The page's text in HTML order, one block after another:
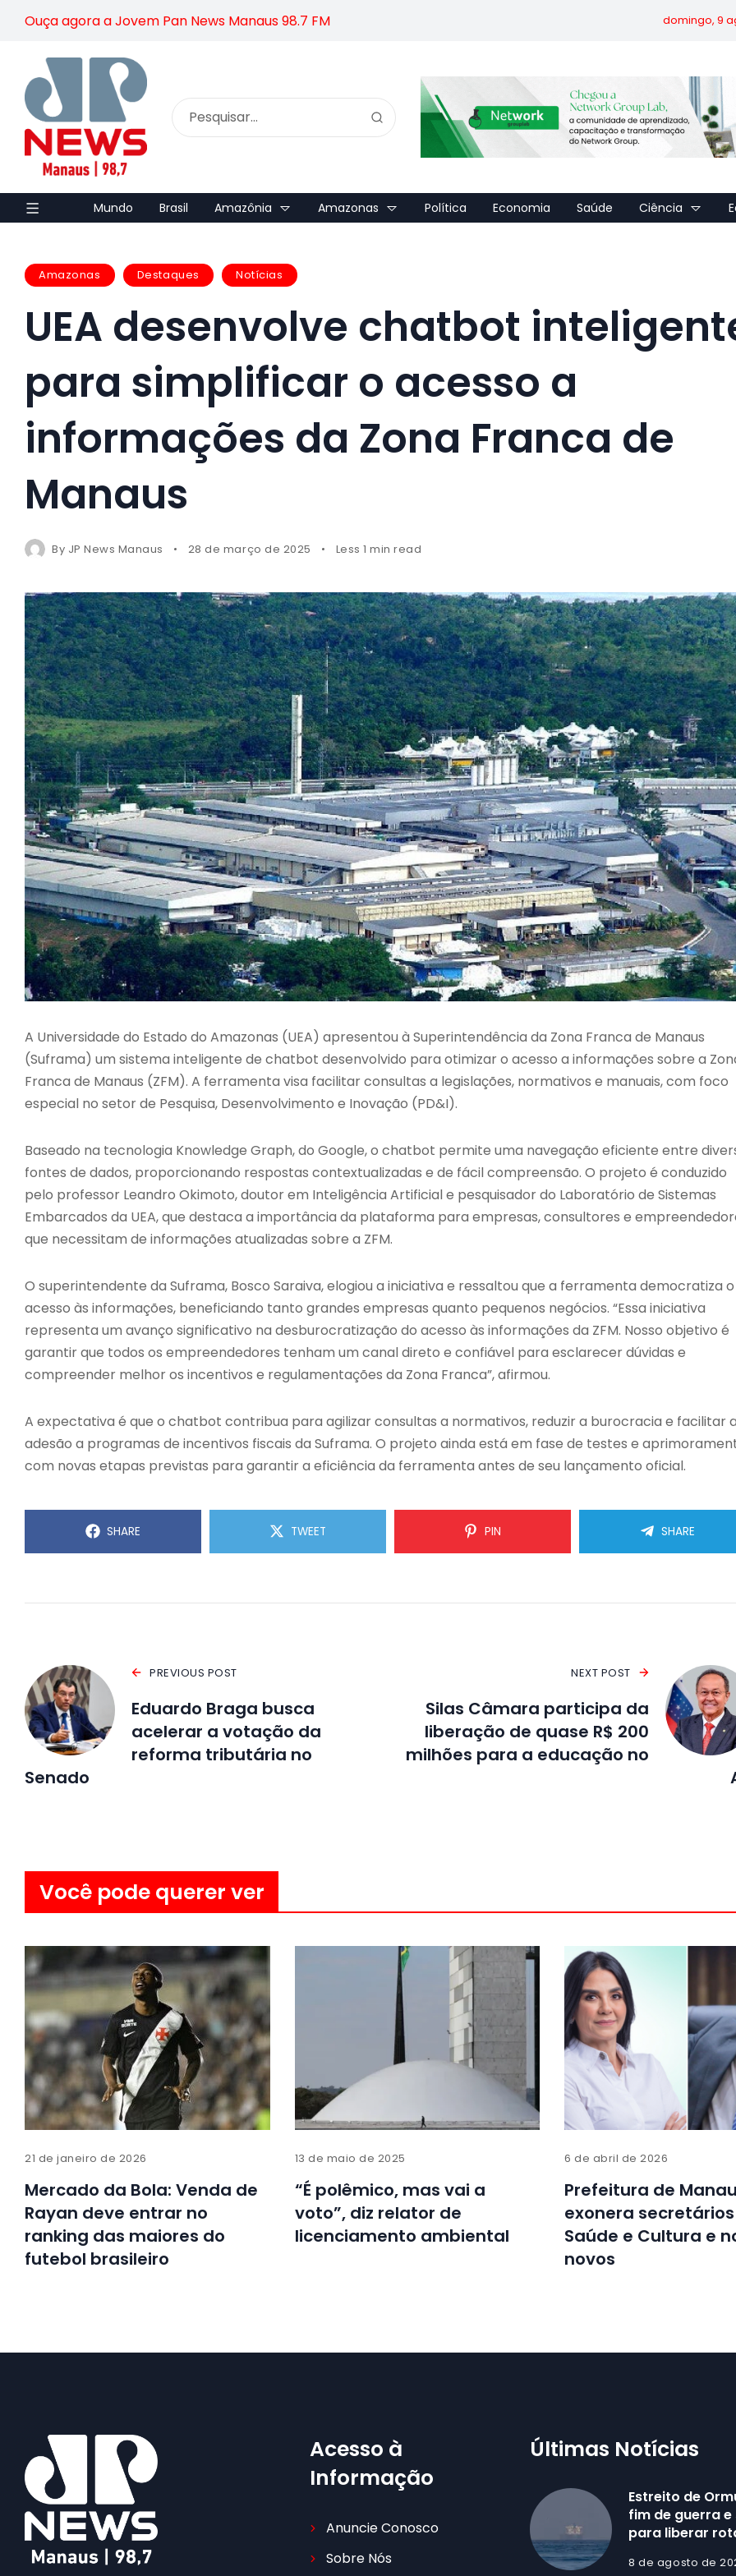
Ouça agora a Jovem Pan News Manaus 98.7 FM domingo, 9
Mundo Brasil Amazônia Amazonas Política Economia Saúde Ciência
Amazonas Destaques Notícias
UEA desenvolve chatbot
para simplificar o acesso a
informações da Zona Franca de
Manaus
By JP News Manaus 28 de março de 2025 Less 1 min read
A Universidade do Estado do Amazonas (UEA) apresentou à Superintendência da Zona Franca de Manaus
(Suframa) um sistema inteligente de chatbot desenvolvido para otimizar o acesso a informações sobre a
Franca de Manaus (ZFM). A ferramenta visa facilitar consultas a legislações, normativos e manuais, com foco
especial no setor de Pesquisa, Desenvolvimento e Inovação (PD&I).
Baseado na tecnologia Knowledge Graph, do Google, o chatbot permite uma navegação eficiente entre
fontes de dados, proporcionando respostas contextualizadas e de fácil compreensão. O projeto é conduzido
pelo professor Leandro Okimoto, doutor em Inteligência Artificial e pesquisador do Laboratório de Sistemas
Embarcados da UEA, que destaca a importância da plataforma para empresas, consultores e
que necessitam de informações atualizadas sobre a ZFM.
O superintendente da Suframa, Bosco Saraiva, elogiou a iniciativa e ressaltou que a ferramenta democratiza o
acesso às informações, beneficiando tanto grandes empresas quanto pequenos negócios. “Essa iniciativa
representa um avanço significativo na desburocratização do acesso às informações da ZFM. Nosso objetivo é
garantir que todos os empreendedores tenham um canal direto e confiável para esclarecer dúvidas e
compreender melhor os incentivos e regulamentações da Zona Franca”, afirmou.
A expectativa é que o chatbot contribua para agilizar consultas a normativos, reduzir a burocracia e facilitar
adesão a programas de incentivos fiscais da Suframa. O projeto ainda está em fase de testes e
com novas etapas previstas para garantir a eficiência da ferramenta antes de seu lançamento oficial.
SHARE TWEET PIN SHARE
PREVIOUS POST
Eduardo Braga busca
acelerar a votação da
reforma tributária no
Senado
NEXT POST
Silas Câmara participa da
liberação de quase R$ 200
milhões para a educação no
Você pode querer ver
21 de janeiro de 2026
Mercado da Bola: Venda de
Rayan deve entrar no
ranking das maiores do
futebol brasileiro
13 de maio de 2025
“É polêmico, mas vai a
voto”, diz relator de
licenciamento ambiental
6 de abril de 2026
Prefeitura de
exonera
Saúde e Cultura e
novos
Acesso à
Informação
Anuncie Conosco
Sobre Nós
Últimas Notícias
Estreito de
fim de guerra
para liberar
8 de agosto de